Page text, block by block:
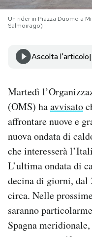
SHOP
CALENDARIO
AREA PERSONALE
Area Personale
Newsletter
Notifiche mobile
Regala il Post
Hai bisogno di
Esci
Un rider in Piazza Duomo a
Salmoirago)
Ascolta l'articolo
Martedì
(OMS) haavvisato
affrontare nuove e
nuova ondata di
che interesserà
L’ultima ondata di
decina di giorni,
circa. Nelle
saranno
Spagna